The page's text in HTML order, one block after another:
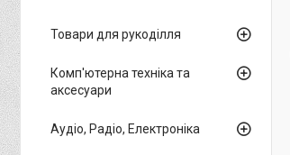
Товари для рукоділля
Комп'ютерна техніка та
аксесуари
Аудіо, Радіо, Електроніка